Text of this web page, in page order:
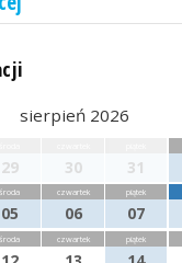
sierpień 2026
29 30 31
środa
05
czwartek
06
piątek
07
środa czwartek piątek